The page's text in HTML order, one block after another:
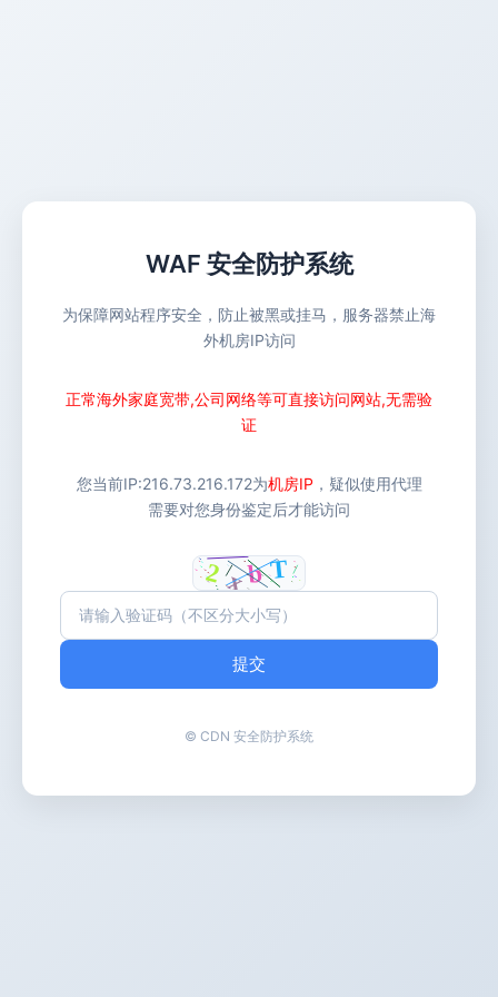
WAF 安全防护系统
为保障网站程序安全，防止被黑或挂马，服务器禁止海
外机房IP访问
正常海外家庭宽带,公司网络等可直接访问网站,无需验
证
您当前IP:216.73.216.172为机房IP ，疑似使用代理
需要对您身份鉴定后才能访问
提交
© CDN 安全防护系统